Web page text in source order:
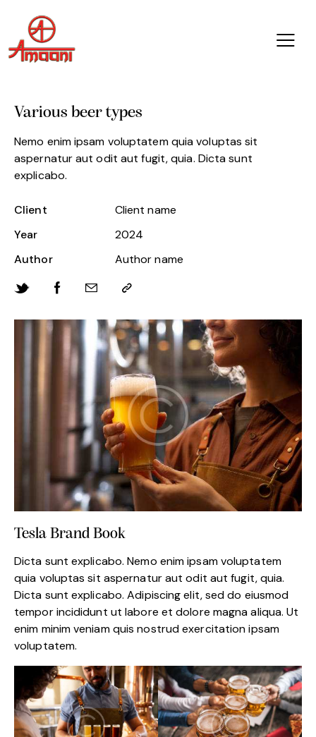
Various beer types
Tesla Brand Book
Dicta sunt explicabo. Nemo enim ipsam voluptatem
quia voluptas sit aspernatur aut odit aut fugit, quia.
Dicta sunt explicabo. Adipiscing elit, sed do eiusmod
tempor incididunt ut labore et dolore magna aliqua. Ut
enim minim veniam quis nostrud exercitation ipsam
voluptatem.
Nemo enim ipsam voluptatem quia voluptas sit
aspernatur aut odit aut fugit, quia. Dicta sunt
explicabo.
Client
Client name
Year
2024
Author
Author name